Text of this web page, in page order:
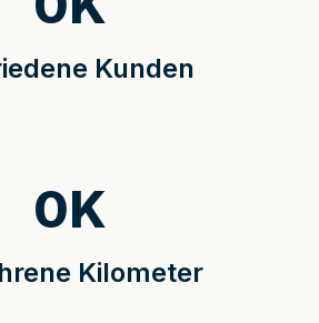
Kunden
Kilometer
0K